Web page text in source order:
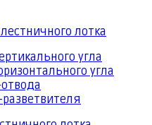
лотка
угла
угла